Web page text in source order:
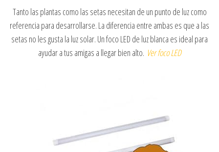
Tanto las plantas como las setas necesitan de un punto de luz como
referencia para desarrollarse. La diferencia entre ambas es que a las
setas no les gusta la luz solar. Un foco LED de luz blanca es ideal para
ayudar a tus amigas a llegar bien alto. Ver foco LED